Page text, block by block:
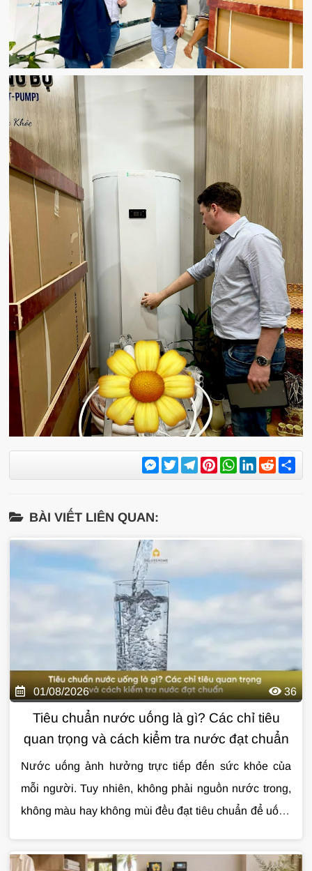
Messenger
TwitterTelegram
PinterestWhatsApp
LinkedIn
Reddit
BÀI VIẾT LIÊN QUAN:
01/08/2026 36
Tiêu chuẩn nước uống là gì? Các chỉ tiêu
quan trọng và cách kiểm tra nước đạt chuẩn
Nước uống ảnh hưởng trực tiếp đến sức khỏe của
mỗi người. Tuy nhiên, không phải nguồn nước trong,
không màu hay không mùi đều đạt tiêu chuẩn để uống
giúp bạn đánh giá chất lượng nguồn nước và lựa
nước uốngqua bài viết dưới đây.